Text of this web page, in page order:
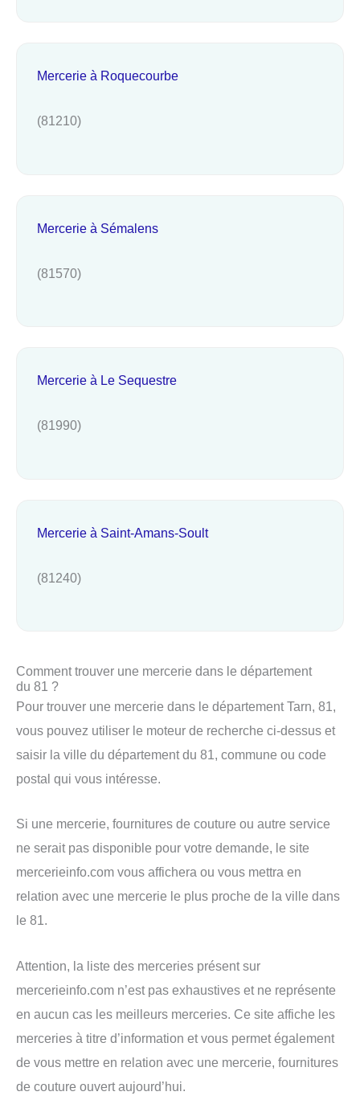
Mercerie à Roquecourbe
(81210)
Mercerie à Sémalens
(81570)
Mercerie à Le Sequestre
(81990)
Mercerie à Saint-Amans-Soult
(81240)
Comment trouver une mercerie dans le département
du 81 ?
Pour trouver une mercerie dans le département Tarn, 81,
vous pouvez utiliser le moteur de recherche ci-dessus et
saisir la ville du département du 81, commune ou code
postal qui vous intéresse.
Si une mercerie, fournitures de couture ou autre service
ne serait pas disponible pour votre demande, le site
mercerieinfo.com vous affichera ou vous mettra en
relation avec une mercerie le plus proche de la ville dans
le 81.
Attention, la liste des merceries présent sur
mercerieinfo.com n’est pas exhaustives et ne représente
en aucun cas les meilleurs merceries. Ce site affiche les
merceries à titre d’information et vous permet également
de vous mettre en relation avec une mercerie, fournitures
de couture ouvert aujourd’hui.